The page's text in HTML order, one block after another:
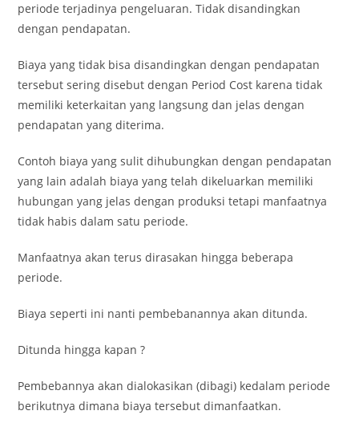
periode terjadinya pengeluaran. Tidak disandingkan
dengan pendapatan.
Biaya yang tidak bisa disandingkan dengan pendapatan
tersebut sering disebut dengan Period Cost karena tidak
memiliki keterkaitan yang langsung dan jelas dengan
pendapatan yang diterima.
Contoh biaya yang sulit dihubungkan dengan pendapatan
yang lain adalah biaya yang telah dikeluarkan memiliki
hubungan yang jelas dengan produksi tetapi manfaatnya
tidak habis dalam satu periode.
Manfaatnya akan terus dirasakan hingga beberapa
periode.
Biaya seperti ini nanti pembebanannya akan ditunda.
Ditunda hingga kapan ?
Pembebannya akan dialokasikan (dibagi) kedalam periode
berikutnya dimana biaya tersebut dimanfaatkan.